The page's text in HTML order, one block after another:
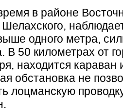
в районе
одного метра,
50 километрах от
находится караван
обстановка не
лоцманскую